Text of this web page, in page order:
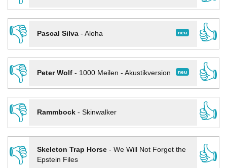
👎
neu
Pascal Silva- Aloha
👍
👎
neu
Peter Wolf- 1000 Meilen - Akustikversion
👍
👎
Rammbock- Skinwalker
👍
👎
Skeleton Trap Horse- We Will Not Forget the
Epstein Files
👍